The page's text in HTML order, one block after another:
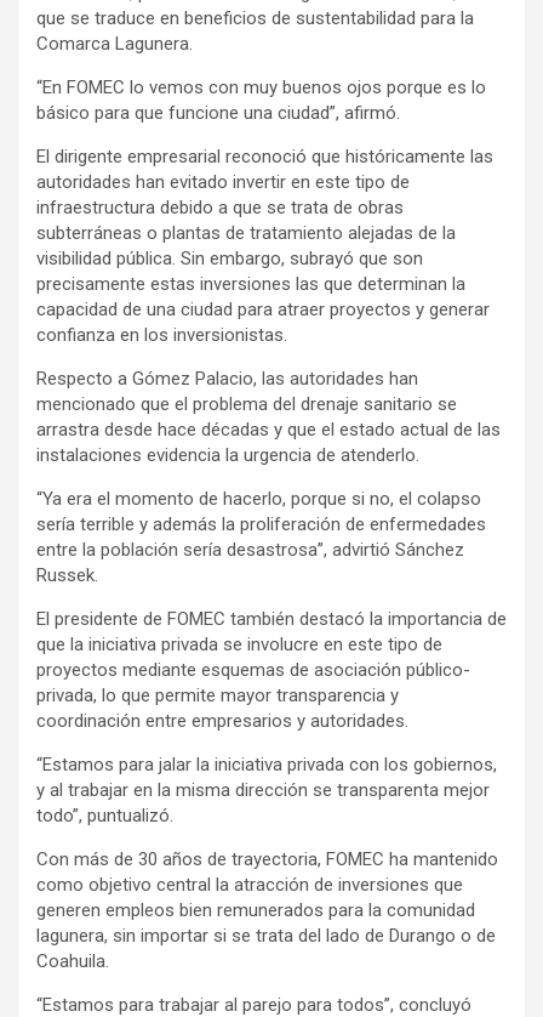
que se traduce en beneficios de sustentabilidad para la
Comarca Lagunera.
“En FOMEC lo vemos con muy buenos ojos porque es lo
básico para que funcione una ciudad”, afirmó.
El dirigente empresarial reconoció que históricamente las
autoridades han evitado invertir en este tipo de
infraestructura debido a que se trata de obras
subterráneas o plantas de tratamiento alejadas de la
visibilidad pública. Sin embargo, subrayó que son
precisamente estas inversiones las que determinan la
capacidad de una ciudad para atraer proyectos y generar
confianza en los inversionistas.
Respecto a Gómez Palacio, las autoridades han
mencionado que el problema del drenaje sanitario se
arrastra desde hace décadas y que el estado actual de las
instalaciones evidencia la urgencia de atenderlo.
“Ya era el momento de hacerlo, porque si no, el colapso
sería terrible y además la proliferación de enfermedades
entre la población sería desastrosa”, advirtió Sánchez
Russek.
El presidente de FOMEC también destacó la importancia de
que la iniciativa privada se involucre en este tipo de
proyectos mediante esquemas de asociación público-
privada, lo que permite mayor transparencia y
coordinación entre empresarios y autoridades.
“Estamos para jalar la iniciativa privada con los gobiernos,
y al trabajar en la misma dirección se transparenta mejor
todo”, puntualizó.
Con más de 30 años de trayectoria, FOMEC ha mantenido
como objetivo central la atracción de inversiones que
generen empleos bien remunerados para la comunidad
lagunera, sin importar si se trata del lado de Durango o de
Coahuila.
“Estamos para trabajar al parejo para todos”, concluyó